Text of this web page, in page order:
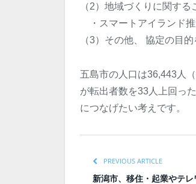
（2）地域づくりに関する
・スマートアイランド
（3）その他、 協定の目
五島市の人口は36,443人
が転出者数を33人上回っ
につなげたい考えです。
PREVIOUS ARTICLE
新潟市、移住・起業やテ